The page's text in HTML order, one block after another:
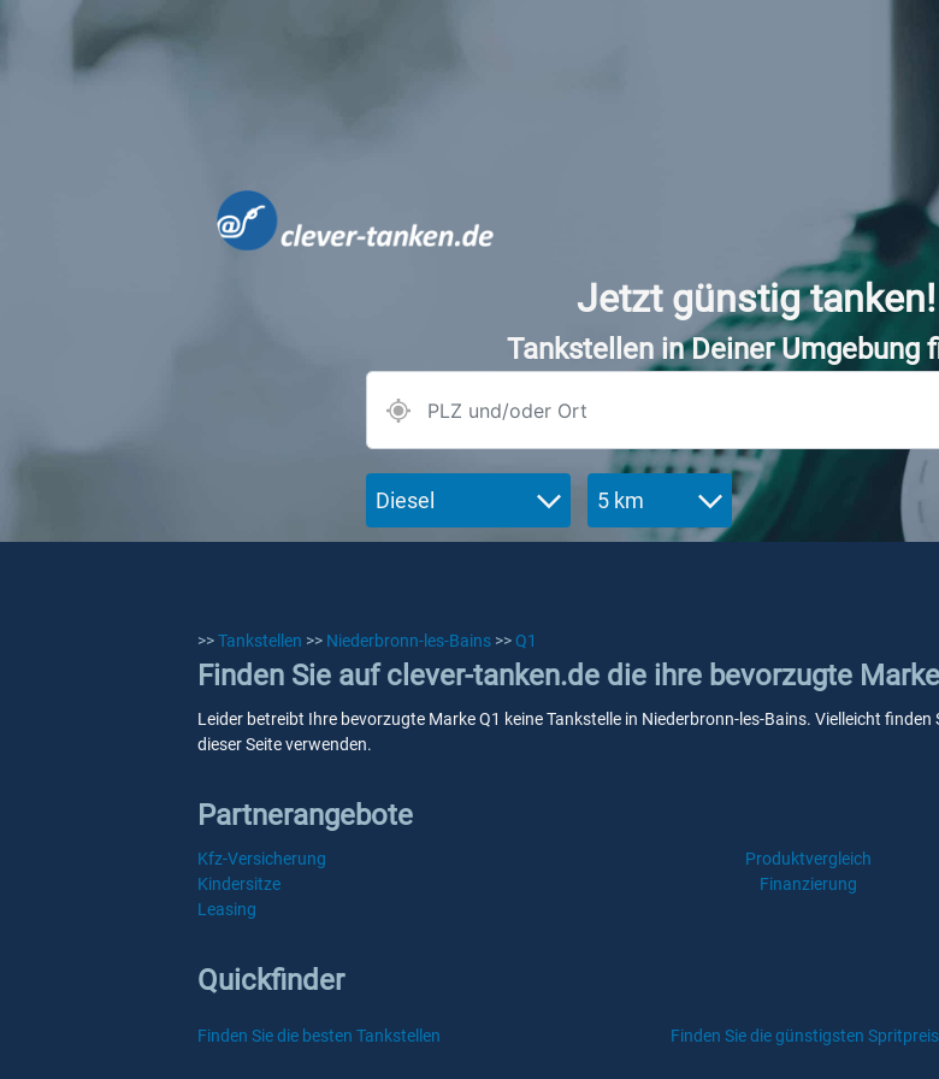
Jetzt günstig tanken!
Tankstellen in Deiner Umgebung
Diesel 5 km
>>Tankstellen >> Niederbronn-les-Bains >> Q1
Finden Sie auf clever-tanken.de die ihre bevorzugte
Leider betreibt Ihre bevorzugte Marke Q1 keine Tankstelle in Niederbronn-les-Bains. Vielleicht
dieser Seite verwenden.
Partnerangebote
Kfz-Versicherung Produktvergleich
Kindersitze
Finanzierung
Leasing
Quickfinder
Finden Sie die besten Tankstellen Finden Sie die günstigsten